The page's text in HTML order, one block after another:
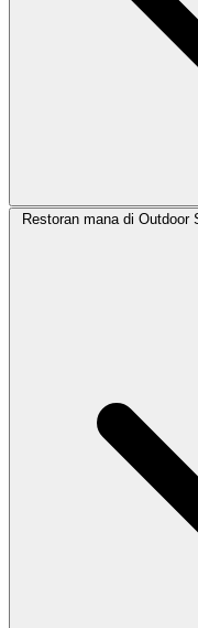
Restoran mana di Outdoor